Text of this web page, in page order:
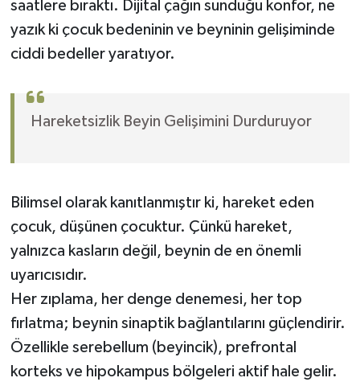
saatlere bıraktı. Dijital çağın sunduğu konfor, ne
yazık ki çocuk bedeninin ve beyninin gelişiminde
ciddi bedeller yaratıyor.
Hareketsizlik Beyin Gelişimini Durduruyor
Bilimsel olarak kanıtlanmıştır ki, hareket eden
çocuk, düşünen çocuktur. Çünkü hareket,
yalnızca kasların değil, beynin de en önemli
uyarıcısıdır.
Her zıplama, her denge denemesi, her top
fırlatma; beynin sinaptik bağlantılarını güçlendirir.
Özellikle serebellum (beyincik), prefrontal
korteks ve hipokampus bölgeleri aktif hale gelir.